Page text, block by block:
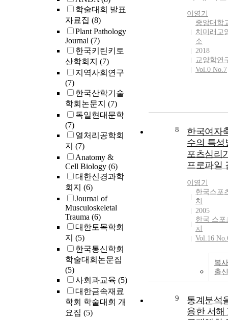
학술대회 발표
자료집 (8)
Plant Pathology
Journal (7)
한국키틴키토
산학회지 (7)
지역사회연구
(7)
한국산학기술
학회논문지 (7)
독일현대문학
(7)
열처리공학회
지 (7)
Anatomy &
Cell Biology (6)
대한신경과학
회지 (6)
Journal of
Musculoskeletal
Trauma (6)
대한토목학회
지 (5)
한국통신학회
학술대회논문집
(5)
사회과교육 (5)
대한금속재료
학회 학술대회 개
요집 (5)
이영기
중앙대학
치미래교
소
2018
교양학연
Vol.0 No.7
8
한국여자
수의 특성
포츠심리
프로파일
이영기
한국스포
치
2005
한국 스포
치
Vol.16
복
출
9
통계분석
용한 서해